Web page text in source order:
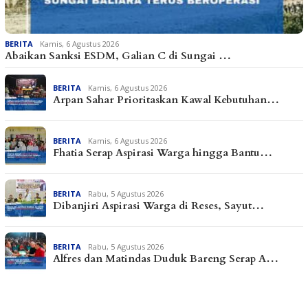
BERITA Kamis, 6 Agustus 2026
Abaikan Sanksi ESDM, Galian C di Sungai …
BERITA Kamis, 6 Agustus 2026
Arpan Sahar Prioritaskan Kawal Kebutuhan…
BERITA Kamis, 6 Agustus 2026
Fhatia Serap Aspirasi Warga hingga Bantu…
BERITA Rabu, 5 Agustus 2026
Dibanjiri Aspirasi Warga di Reses, Sayut…
BERITA Rabu, 5 Agustus 2026
Alfres dan Matindas Duduk Bareng Serap A…